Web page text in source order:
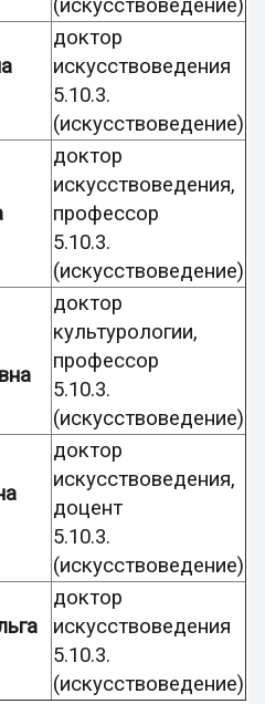
(искусствоведение)
доктор
искусствоведения
5.10.3.
(искусствоведение)
доктор
искусствоведения,
профессор
5.10.3.
(искусствоведение)
доктор
культурологии,
профессор
5.10.3.
(искусствоведение)
доктор
искусствоведения,
доцент
5.10.3.
(искусствоведение)
доктор
искусствоведения
5.10.3.
(искусствоведение)